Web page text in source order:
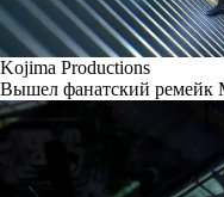
Kojima Productions
Вышел фанатский ремейк